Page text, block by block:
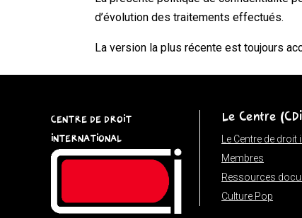
d’évolution des traitements effectués.
La version la plus récente est toujours
CENTRE DE DROIT
INTERNATIONAL
Le Centre
Le Centre de
Membres
Ressources
Culture Pop